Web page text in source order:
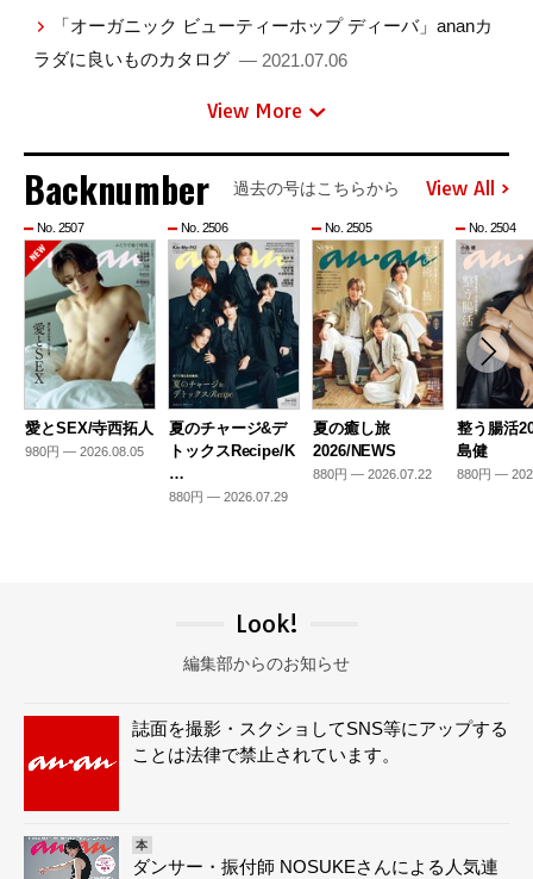
「オーガニック ビューティーホップ ディーバ」ananカ
ラダに良いものカタログ — 2021.07.06
View More
Backnumber 過去の号はこちらから View All
No. 2507
愛とSEX/寺西拓人
980円 — 2026.08.05
No. 2506
夏のチャージ&デ
トックスRecipe/K
…
880円 — 2026.07.29
No. 2505
夏の癒し旅
2026/NEWS
880円 — 2026.07.22
No. 2504
整う腸活
島健
880円 —
Look!
編集部からのお知らせ
誌面を撮影・スクショしてSNS等にアップする
ことは法律で禁止されています。
本
ダンサー・振付師 NOSUKEさんによる人気連